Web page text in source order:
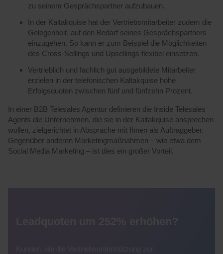
zu seinem Gesprächspartner aufzubauen.
In der Kaltakquise hat der Vertriebsmitarbeiter zudem die
Gelegenheit, auf den Bedarf seines Gesprächspartners
einzugehen. So kann er zum Beispiel die Möglichkeiten
des Cross-Sellings und Upsellings flexibel einsetzen.
Vertrieblich und fachlich gut ausgebildete Mitarbeiter
erzielen in der telefonischen Kaltakquise hohe
Erfolgsquoten zwischen fünf und fünfzehn Prozent.
In einer B2B Telesales Agentur definieren die Inside Telesales
Agents die Unternehmen, die sie in der Kaltakquise ansprechen
wollen, zielgerichtet in Absprache mit Ihnen als Auftraggeber.
Gegenüber anderen Marketingmaßnahmen – wie etwa dem
Social Media Marketing – ist dies ein großer Vorteil.